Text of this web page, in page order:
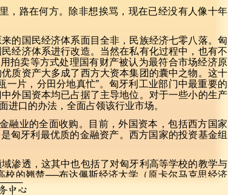
路在何方。除非想挨骂，现在已经没有人像十年
国民经济体系面目全非，民族经济七零八落。匈
经济体系进行改造。当然在私有化过程中，也有不
拍卖等方式处理国有财产被认为最符合市场经济原
质资产大多成了西方大资本集团的囊中之物。这十
片，分田分地真忙”。匈牙利工业部门中最重要的
外国资本均已占据了主导地位。对于一些小的生产
口的办法，全面占领该行业市场。
业的全面收购。目前，外国资本，包括西方国家
匈牙利最优质的金融资产。西方国家的投资基金组
透，这其中也包括了对匈牙利高等学校的教学与
的翘楚──布达佩斯经济大学（原卡尔马克思经济
牙利人转而爱喝美国的可口可乐。